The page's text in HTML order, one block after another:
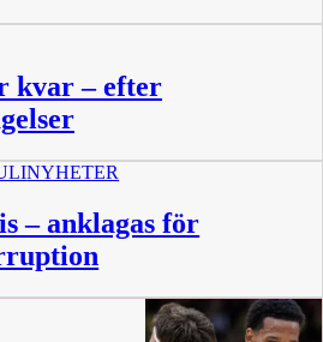
kvar – efter
NYHETER
– anklagas för